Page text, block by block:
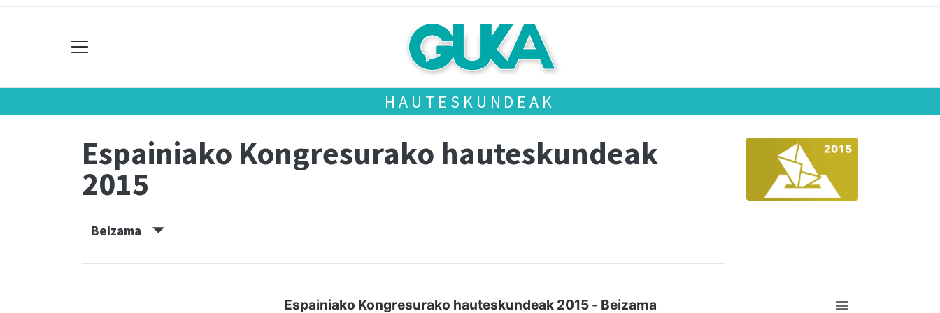
HAUTESKUNDEAK
Espainiako Kongresurako hauteskundeak
2015
Beizama
Espainiako Kongresurako hauteskundeak 2015 - Beizama